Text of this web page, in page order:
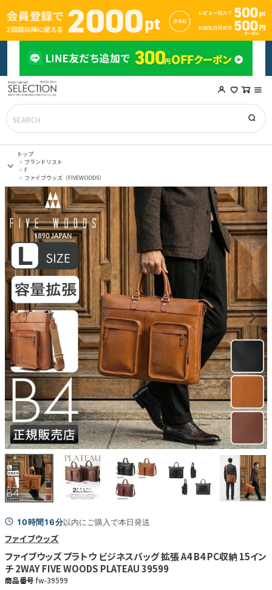
トップ
ブランドリスト
F
ファイブウッズ（FIVEWOODS）
10時間16分以内にご購入で本日発送
ファイブウッズ
ファイブウッズ プラトウ ビジネスバッグ 拡張 A4 B4 PC収納 15イン
チ 2WAY FIVE WOODS PLATEAU 39599
商品番号 fw-39599